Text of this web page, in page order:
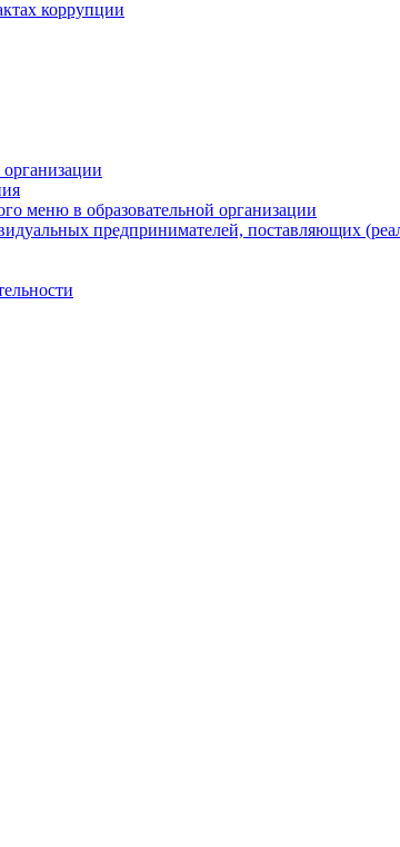
коррупции
меню в образовательной организации
предпринимателей, поставляющих